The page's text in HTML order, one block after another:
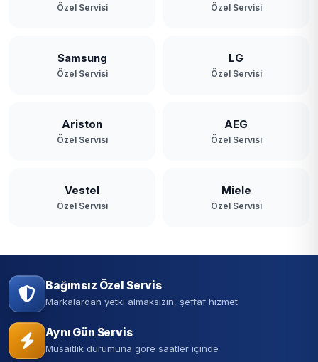
Özel Servisi Özel Servisi
Samsung
Özel Servisi
LG
Özel Servisi
Ariston
Özel Servisi
AEG
Özel Servisi
Vestel
Özel Servisi
Miele
Özel Servisi
Bağımsız Özel Servis
Markalardan yetki almaksızın, şeffaf hizmet
Aynı Gün Servis
Müsaitlik durumuna göre saatler içinde